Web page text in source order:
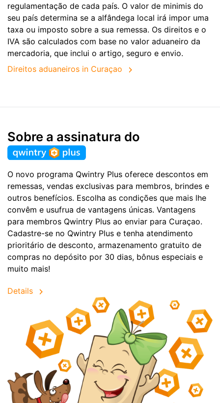
regulamentação de cada país. O valor de minimis do
seu país determina se a alfândega local irá impor uma
taxa ou imposto sobre a sua remessa. Os direitos e o
IVA são calculados com base no valor aduaneiro da
mercadoria, que inclui o artigo, seguro e envio.
Direitos aduaneiros in Curaçao
Sobre a assinatura do
O novo programa Qwintry Plus oferece descontos em
remessas, vendas exclusivas para membros, brindes e
outros benefícios. Escolha as condições que mais lhe
convêm e usufrua de vantagens únicas. Vantagens
para membros Qwintry Plus ao enviar para Curaçao.
Cadastre-se no Qwintry Plus e tenha atendimento
prioritário de desconto, armazenamento gratuito de
compras no depósito por 30 dias, bônus especiais e
muito mais!
Details